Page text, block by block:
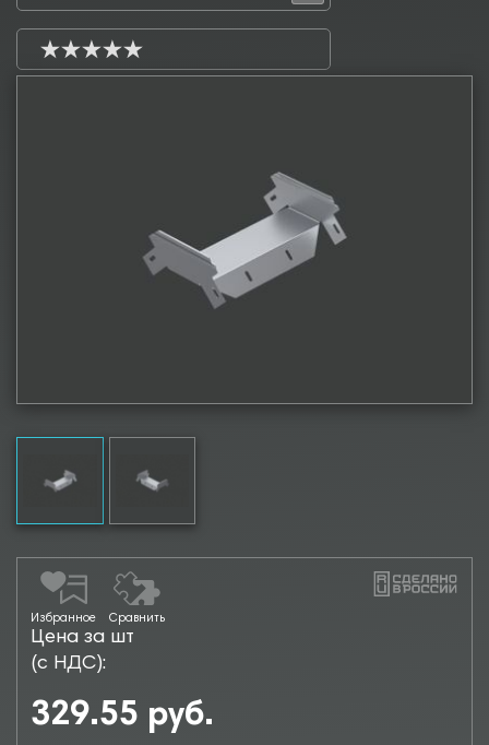
Избранное Сравнить
Цена за шт
(с НДС):
329.55 руб.